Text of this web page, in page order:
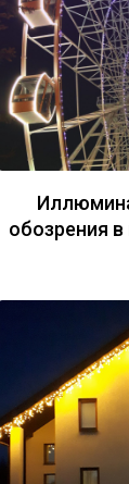
обозрения в